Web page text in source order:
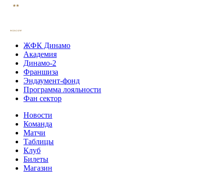
ЖФК Динамо
Академия
Динамо-2
Франшиза
Эндаумент-фонд
Программа лояльности
Фан сектор
Новости
Команда
Матчи
Таблицы
Клуб
Билеты
Магазин